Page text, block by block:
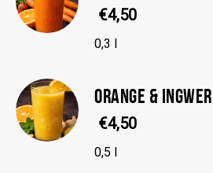
€4,50
0,3 l
ORANGE & INGWER
€4,50
0,5 l